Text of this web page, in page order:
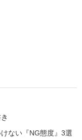
ない『NG態度』3選